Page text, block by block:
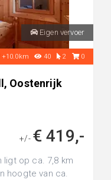
Eigen vervoer
+10.0km 40 2 0
Oostenrijk
+/- € 419,-
ligt op ca. 7,8 km
hoogte van ca.